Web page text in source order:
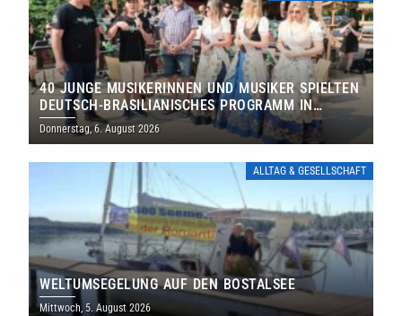
40 JUNGE MUSIKERINNEN UND MUSIKER SPIELTEN
DEUTSCH-BRASILIANISCHES PROGRAMM IN
THOLEY
Donnerstag, 6. August 2026
ALLTAG & GESELLSCHAFT
WELTUMSEGELUNG AUF DEN BOSTALSEE
Mittwoch, 5. August 2026